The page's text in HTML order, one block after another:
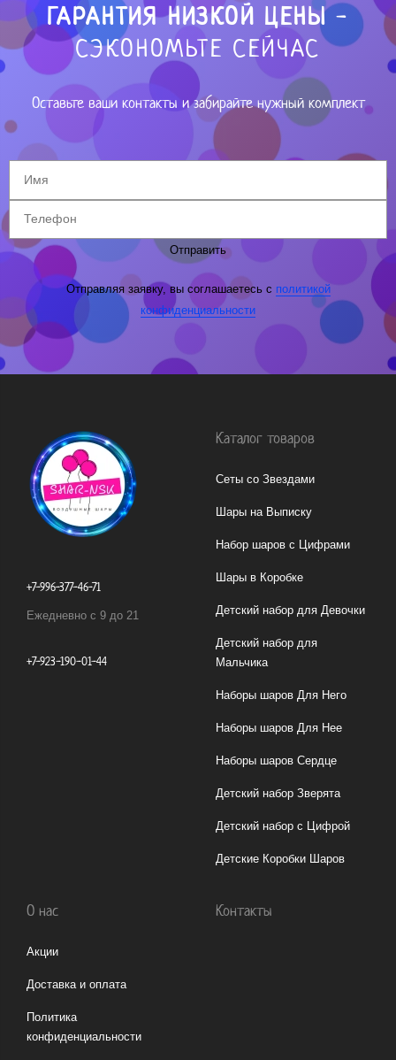
ГАРАНТИЯ НИЗКОЙ ЦЕНЫ-
СЭКОНОМЬТЕ СЕЙЧАС
Оставьте ваши контакты и забирайте нужный комплект
Отправить
Отправляя заявку, вы соглашаетесь с политикой
конфиденциальности
+7-996-377-46-71
Ежедневно с 9 до 21
+7-923-190-01-44
Каталог товаров
Сеты со Звездами
Шары на Выписку
Набор шаров с Цифрами
Шары в Коробке
Детский набор для Девочки
Детский набор для
Мальчика
Наборы шаров Для Него
Наборы шаров Для Нее
Наборы шаров Сердце
Детский набор Зверята
Детский набор с Цифрой
Детские Коробки Шаров
О нас
Акции
Доставка и оплата
Политика
конфиденциальности
Контакты